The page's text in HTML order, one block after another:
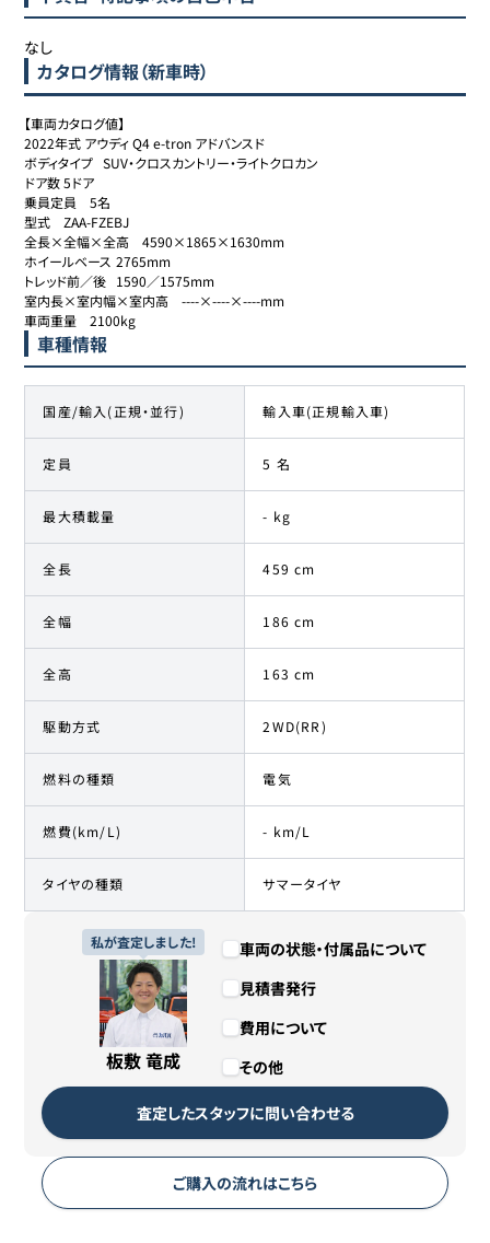
なし
カタログ情報（新車時）
【車両カタログ値】
2022年式 アウディ Q4 e-tron アドバンスド
ボディタイプ	SUV・クロスカントリー・ライトクロカン
ドア数	5ドア
乗員定員	5名
型式	ZAA-FZEBJ
全長×全幅×全高	4590×1865×1630mm
ホイールベース	2765mm
トレッド前／後	1590／1575mm
室内長×室内幅×室内高	----×----×----mm
車両重量	2100kg
車種情報
国産/輸入(正規・並行) 輸入車(正規輸入車)
定員 5 名
最大積載量 - kg
全長 459 cm
全幅 186 cm
全高 163 cm
駆動方式 2WD(RR)
燃料の種類 電気
燃費(km/L) - km/L
タイヤの種類 サマータイヤ
私が査定しました!
板敷 竜成
車両の状態・付属品について
見積書発行
費用について
その他
査定したスタッフに問い合わせる
ご購入の流れはこちら